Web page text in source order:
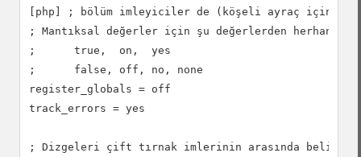
[php] ; bölüm imleyiciler de (köşeli ayraç
; Mantıksal değerler için şu değerlerden
;      true,  on,  yes
;      false, off, no, none
register_globals = off
track_errors = yes
; Dizgeleri çift tırnak imlerinin arasında